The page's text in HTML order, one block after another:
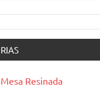
Resinada